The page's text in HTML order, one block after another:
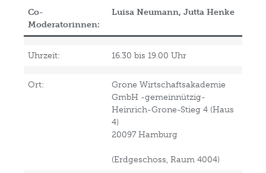
Co-
Moderatorinnen:
Luisa Neumann, Jutta Henke
Uhrzeit: 16.30 bis 19.00 Uhr
Ort:
Grone Wirtschaftsakademie
GmbH -gemeinnützig-
Heinrich-Grone-Stieg 4 (Haus
4)
20097 Hamburg
(Erdgeschoss, Raum 4004)